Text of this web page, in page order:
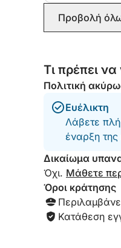
Προβολή
Τι πρέπει να
Πολιτική
Ευέλικτη
Λάβετε
έναρξη της
Δικαίωμα
Όχι. Μάθετε
Όροι κράτησης
Κατάθεση